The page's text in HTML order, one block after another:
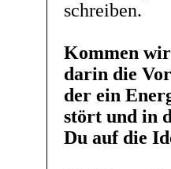
schreiben.
Kommen
darin die
der ein
stört und in
Du auf die